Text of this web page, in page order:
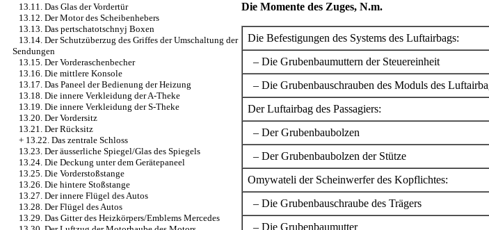
13.11. Das Glas der Vordertür
13.12. Der Motor des Scheibenhebers
13.13. Das pertschatotschnyj Boxen
13.14. Der Schutzüberzug des Griffes der Umschaltung der
Sendungen
13.15. Der Vorderaschenbecher
13.16. Die mittlere Konsole
13.17. Das Paneel der Bedienung der Heizung
13.18. Die innere Verkleidung der A-Theke
13.19. Die innere Verkleidung der S-Theke
13.20. Der Vordersitz
13.21. Der Rücksitz
+ 13.22. Das zentrale Schloss
13.23. Der äusserliche Spiegel/Glas des Spiegels
13.24. Die Deckung unter dem Gerätepaneel
13.25. Die Vorderstoßstange
13.26. Die hintere Stoßstange
13.27. Der innere Flügel des Autos
13.28. Der Flügel des Autos
13.29. Das Gitter des Heizkörpers/Emblems Mercedes
Die Momente des Zuges, N.m.
Die Befestigungen des Systems des Luftairbags:
– Die Grubenbaumuttern der Steuereinheit
– Die Grubenbauschrauben des Moduls des
Der Luftairbag des Passagiers:
– Der Grubenbaubolzen
– Der Grubenbaubolzen der Stütze
Omywateli der Scheinwerfer des Kopflichtes:
– Die Grubenbauschraube des Trägers
– Die Grubenbaumutter